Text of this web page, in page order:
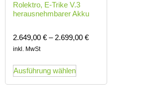
Rolektro, E-Trike V.3
herausnehmbarer Akku
2.649,00 € – 2.699,00 €
inkl. MwSt
Ausführung wählen